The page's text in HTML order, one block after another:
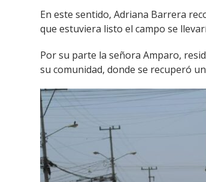
En este sentido, Adriana Barrera
que estuviera listo el campo se
Por su parte la señora Amparo,
su comunidad, donde se recuperó